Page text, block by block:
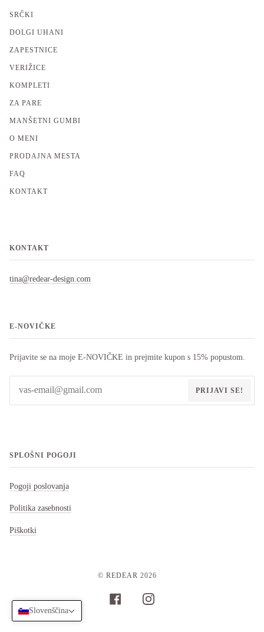
SRČKI
DOLGI UHANI
ZAPESTNICE
VERIŽICE
KOMPLETI
ZA PARE
MANŠETNI GUMBI
O MENI
PRODAJNA MESTA
FAQ
KONTAKT
KONTAKT
tina@redear-design.com
E-NOVIČKE
Prijavite se na moje E-NOVIČKE in prejmite kupon s 15% popustom.
PRIJAVI SE!
SPLOŠNI POGOJI
Pogoji poslovanja
Politika zasebnosti
Piškotki
© REDEAR 2026
FACEBOOKINSTAGRAM
Slovenščina